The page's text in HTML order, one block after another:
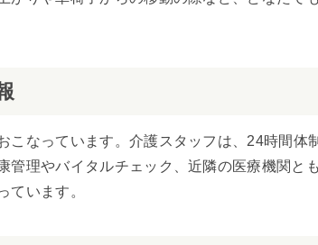
こなっています。介護スタッフは、24時間体
理やバイタルチェック、近隣の医療機関と
ています。